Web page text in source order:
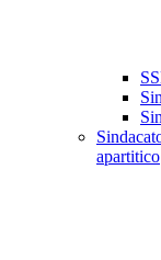
apartitico